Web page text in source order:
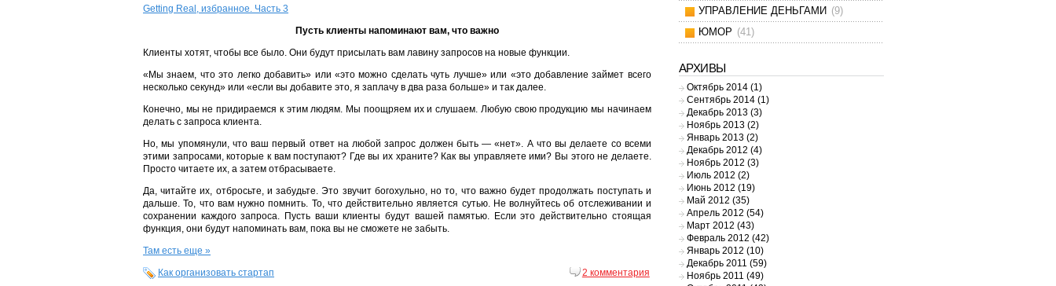
Getting Real, избранное. Часть 3
Пусть клиенты напоминают вам, что важно
Клиенты хотят, чтобы все было. Они будут присылать вам лавину запросов на новые функции.
«Мы знаем, что это легко добавить» или «это можно сделать чуть лучше» или «это добавление займет всего
несколько секунд» или «если вы добавите это, я заплачу в два раза больше» и так далее.
Конечно, мы не придираемся к этим людям. Мы поощряем их и слушаем. Любую свою продукцию мы начинаем
делать с запроса клиента.
Но, мы упомянули, что ваш первый ответ на любой запрос должен быть — «нет». А что вы делаете со всеми
этими запросами, которые к вам поступают? Где вы их храните? Как вы управляете ими? Вы этого не делаете.
Просто читаете их, а затем отбрасываете.
Да, читайте их, отбросьте, и забудьте. Это звучит богохульно, но то, что важно будет продолжать поступать и
дальше. То, что вам нужно помнить. То, что действительно является сутью. Не волнуйтесь об отслеживании и
сохранении каждого запроса. Пусть ваши клиенты будут вашей памятью. Если это действительно стоящая
функция, они будут напоминать вам, пока вы не сможете не забыть.
Там есть еще »
Как организовать стартап
2 комментария
УПРАВЛЕНИЕ ДЕНЬГАМИ (9)
ЮМОР (41)
АРХИВЫ
Октябрь 2014(1)
Сентябрь 2014(1)
Декабрь 2013(3)
Ноябрь 2013(2)
Январь 2013(2)
Декабрь 2012 (4)
Ноябрь 2012 (3)
Июль 2012 (2)
Июнь 2012 (19)
Май 2012 (35)
Апрель 2012 (54)
Март 2012 (43)
Февраль 2012 (42)
Январь 2012 (10)
Декабрь 2011 (59)
Ноябрь 2011 (49)